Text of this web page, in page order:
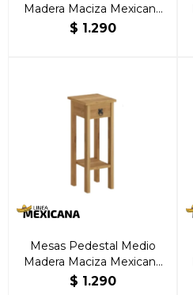
Madera Maciza Mexicana
Nogal
$ 1.290
Mesas Pedestal Medio
Madera Maciza Mexicana
Natural
$ 1.290